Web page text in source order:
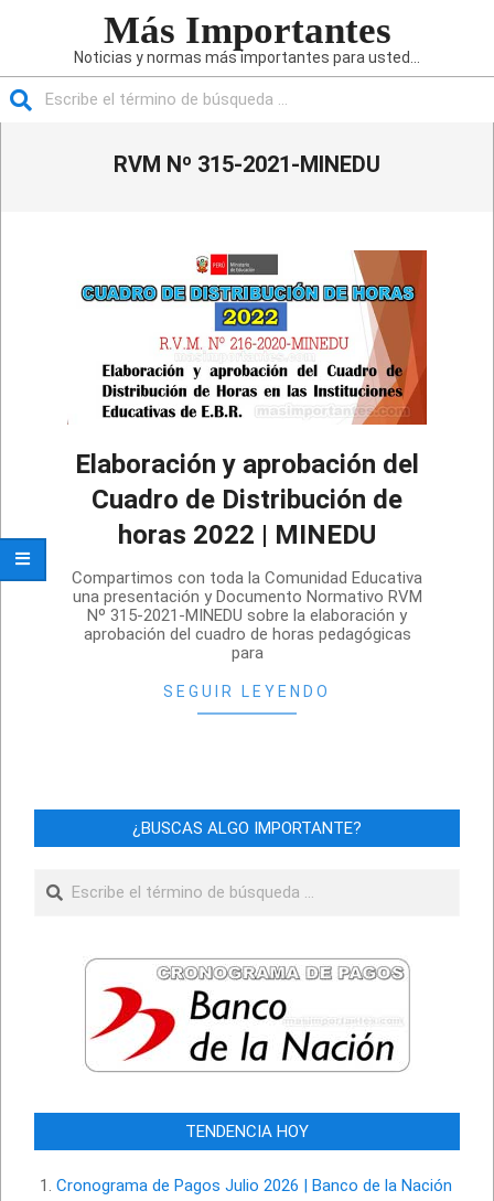
Más Importantes
Noticias y normas más importantes para usted...
RVM Nº 315-2021-MINEDU
Elaboración y aprobación del
Cuadro de Distribución de
horas 2022 | MINEDU
11-
Compartimos con toda la Comunidad Educativa
una presentación y Documento Normativo RVM
Nº 315-2021-MINEDU sobre la elaboración y
aprobación del cuadro de horas pedagógicas
para
SEGUIR LEYENDO
¿BUSCAS ALGO IMPORTANTE?
TENDENCIA HOY
Cronograma de Pagos Julio 2026 | Banco de la Nación